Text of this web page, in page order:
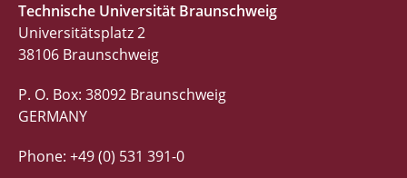
Technische Universität Braunschweig
Universitätsplatz 2
38106 Braunschweig
P. O. Box: 38092 Braunschweig
GERMANY
Phone: +49 (0) 531 391-0